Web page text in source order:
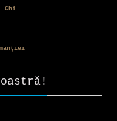
Chi